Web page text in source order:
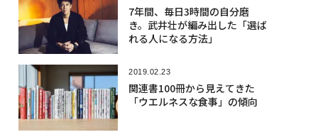
7年間、毎日3時間の自分磨
き。武井壮が編み出した「選ば
れる人になる方法」
2019.02.23
関連書100冊から見えてきた
「ウエルネスな食事」の傾向